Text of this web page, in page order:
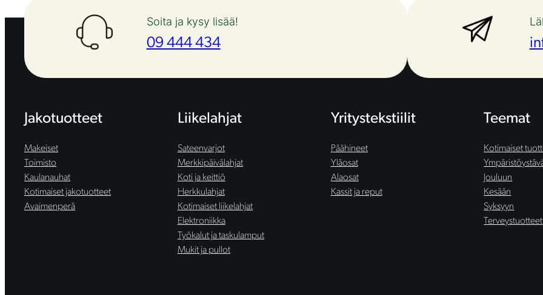
Soita ja kysy lisää!
09 444 434
Jakotuotteet
Makeiset
Toimisto
Kaulanauhat
Kotimaiset jakotuotteet
Avaimenperä
Liikelahjat
Sateenvarjot
Merkkipäivälahjat
Koti ja keittiö
Herkkulahjat
Kotimaiset liikelahjat
Elektroniikka
Työkalut ja taskulamput
Mukit ja pullot
Yritystekstiilit
Päähineet
Yläosat
Alaosat
Kassit ja reput
Teemat
Kotimaiset
Jouluun
Kesään
Syksyyn
Terveystuotteet